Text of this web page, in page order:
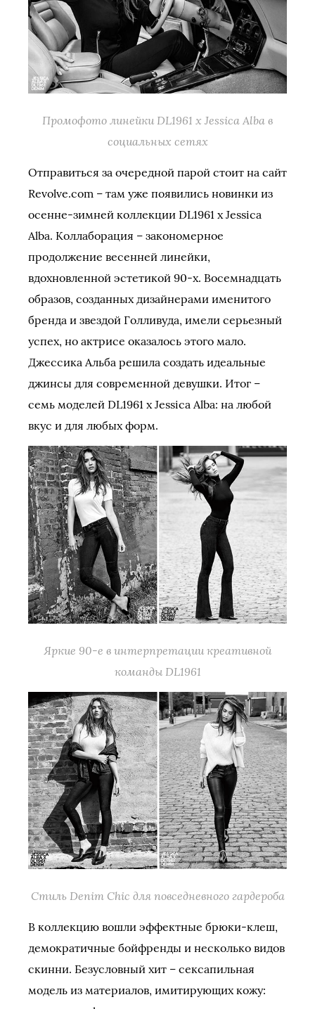
Промофото линейки DL1961 x Jessica Alba в
социальных сетях
Отправиться за очередной парой стоит на сайт
Revolve.com – там уже появились новинки из
осенне-зимней коллекции DL1961 x Jessica
Alba. Коллаборация – закономерное
продолжение весенней линейки,
вдохновленной эстетикой 90-х. Восемнадцать
образов, созданных дизайнерами именитого
бренда и звездой Голливуда, имели серьезный
успех, но актрисе оказалось этого мало.
Джессика Альба решила создать идеальные
джинсы для современной девушки. Итог –
семь моделей DL1961 x Jessica Alba: на любой
вкус и для любых форм.
Яркие 90-е в интерпретации креативной
команды DL1961
Стиль Denim Chic для повседневного гардероба
В коллекцию вошли эффектные брюки-клеш,
демократичные бойфренды и несколько видов
скинни. Безусловный хит – сексапильная
модель из материалов, имитирующих кожу: